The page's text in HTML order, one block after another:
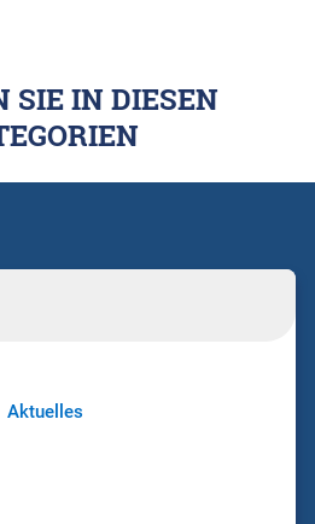
SIE IN DIESEN
Aktuelles